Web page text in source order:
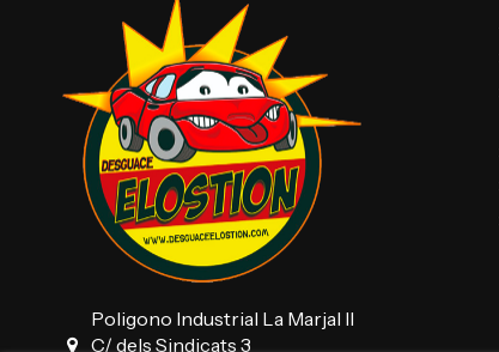
Poligono Industrial La Marjal II
C/ dels Sindicats 3